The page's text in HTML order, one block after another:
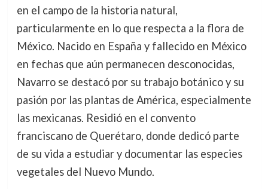
en el campo de la historia natural,
particularmente en lo que respecta a la flora de
México. Nacido en España y fallecido en México
en fechas que aún permanecen desconocidas,
Navarro se destacó por su trabajo botánico y su
pasión por las plantas de América, especialmente
las mexicanas. Residió en el convento
franciscano de Querétaro, donde dedicó parte
de su vida a estudiar y documentar las especies
vegetales del Nuevo Mundo.